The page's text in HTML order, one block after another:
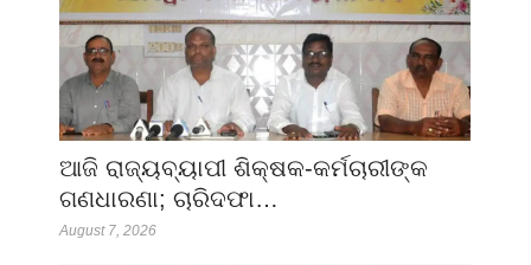
ଆଜି ରାଜ୍ୟବ୍ୟାପୀ ଶିକ୍ଷକ-କର୍ମଚାରୀଙ୍କ
ଗଣଧାରଣା; ଚାରିଦଫା…
August 7, 2026